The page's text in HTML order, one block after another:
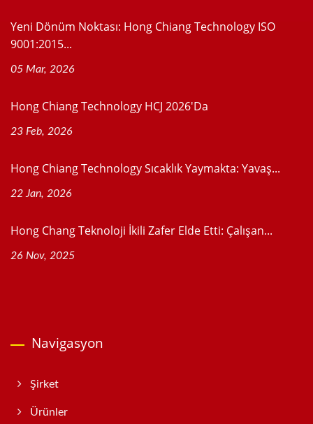
Yeni Dönüm Noktası: Hong Chiang Technology ISO
9001:2015...
05 Mar, 2026
Hong Chiang Technology HCJ 2026'da
23 Feb, 2026
Hong Chiang Technology Sıcaklık Yaymakta: Yavaş...
22 Jan, 2026
Hong Chang Teknoloji İkili Zafer Elde Etti: Çalışan...
26 Nov, 2025
Navigasyon
Şirket
Ürünler